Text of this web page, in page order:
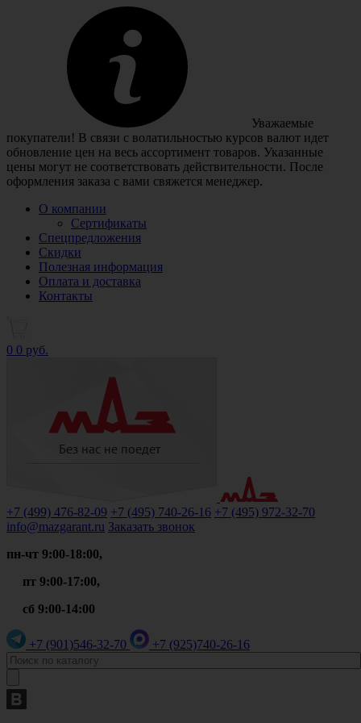
Уважаемые
покупатели! В связи с волатильностью курсов валют идет
обновление цен на весь ассортимент товаров. Указанные
цены могут не соответствовать действительности. После
оформления заказа с вами свяжется менеджер.
О компании
Сертификаты
Спецпредложения
Скидки
Полезная информация
Оплата и доставка
Контакты
0 0 руб.
+7 (499) 476-82-09 +7 (495) 740-26-16 +7 (495) 972-32-70
info@mazgarant.ru Заказать звонок
пн-чт 9:00-18:00,
пт 9:00-17:00,
сб 9:00-14:00
+7 (901)546-32-70 +7 (925)740-26-16